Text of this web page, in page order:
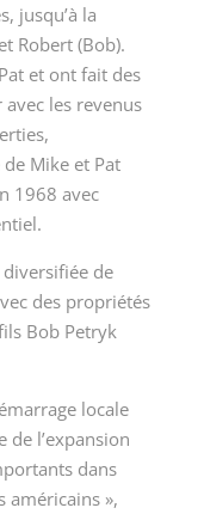
jusqu’à la
Robert (Bob).
et ont fait des
les revenus
,
Mike et Pat
1968 avec
de
des propriétés
Bob Petryk
locale
de l’expansion
dans
américains »,